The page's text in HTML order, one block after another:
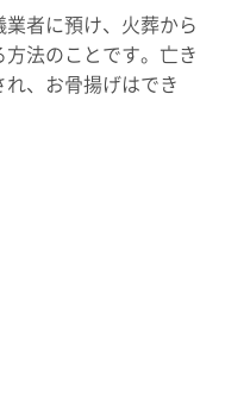
者に預け、火葬から
法のことです。亡き
、お骨揚げはでき